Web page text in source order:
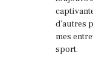
d'autres
mes
sport.